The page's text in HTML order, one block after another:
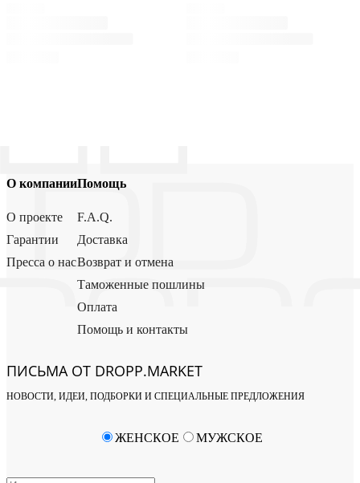
О компании
О проекте
Гарантии
Пресса о нас
Помощь
F.A.Q.
Доставка
Возврат и отмена
Таможенные пошлины
Оплата
Помощь и контакты
ПИСЬМА ОТ DROPP.MARKET
НОВОСТИ, ИДЕИ, ПОДБОРКИ И СПЕЦИАЛЬНЫЕ ПРЕДЛОЖЕНИЯ
ЖЕНСКОЕ МУЖСКОЕ